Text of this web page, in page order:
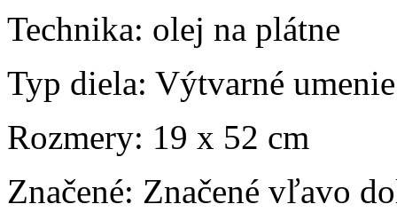
Technika: olej na plátne
Typ diela: Výtvarné umenie
Rozmery: 19 x 52 cm
Značené: Značené vľavo